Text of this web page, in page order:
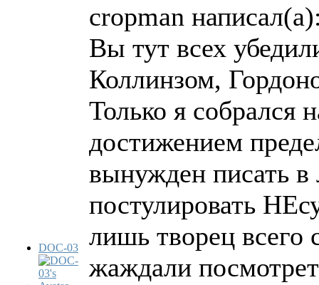
DOC-03
cropman
Вы тут всех
Коллинзом,
Только я собрался
достижением
вынужден писать в
постулировать
лишь творец
жаждали